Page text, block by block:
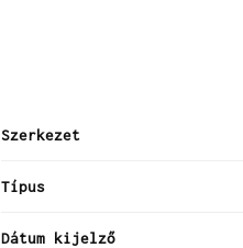
Szerkezet
Típus
Dátum kijelző